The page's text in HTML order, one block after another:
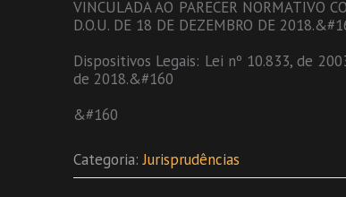
VINCULADA AO PARECER NORMATIVO
D.O.U. DE 18 DE DEZEMBRO DE
Dispositivos Legais: Lei nº 10.833, de
de 2018.&#160
&#160
Categoria:Jurisprudências